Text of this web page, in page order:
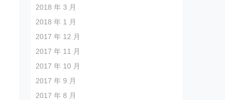
2018 年 3 月
2018 年 1 月
2017 年 12 月
2017 年 11 月
2017 年 10 月
2017 年 9 月
2017 年 8 月